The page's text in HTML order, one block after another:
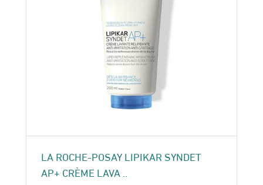
LA ROCHE-POSAY LIPIKAR SYNDET
AP+ CRÈME LAVA ..